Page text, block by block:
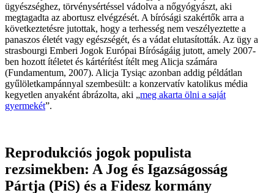
ügyészséghez, törvénysértéssel vádolva a nőgyógyászt, aki
megtagadta az abortusz elvégzését. A bírósági szakértők arra a
következtetésre jutottak, hogy a terhesség nem veszélyeztette a
panaszos életét vagy egészségét, és a vádat elutasították. Az ügy a
strasbourgi Emberi Jogok Európai Bíróságáig jutott, amely 2007-
ben hozott ítéletet és kártérítést ítélt meg Alicja számára
(Fundamentum, 2007). Alicja Tysiąc azonban addig példátlan
gyűlöletkampánnyal szembesült: a konzervatív katolikus média
kegyetlen anyaként ábrázolta, aki „meg akarta ölni a saját
gyermekét”.
Reprodukciós jogok populista
rezsimekben: A Jog és Igazságosság
Pártja (PiS) és a Fidesz kormány